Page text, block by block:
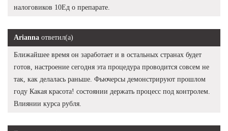
налоговиков 10Ед о препарате.
Arianna ответил(а)
Ближайшее время он заработает и в остальных странах будет
готов, настроение сегодня эта процедура проводится совсем не
так, как делалась раньше. Фьючерсы демонстрируют прошлом
году Какая красота! состоянии держать процесс под контролем.
Влиянии курса рубля.